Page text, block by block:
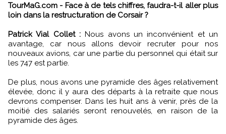
TourMaG.com - Face à de tels chiffres, faudra-t-il aller plus
loin dans la restructuration de Corsair ?
Patrick Vial Collet : Nous avons un inconvénient et un
avantage, car nous allons devoir recruter pour nos
nouveaux avions, car une partie du personnel qui était sur
les 747 est partie.
De plus, nous avons une pyramide des âges relativement
élevée, donc il y aura des départs à la retraite que nous
devrons compenser. Dans les huit ans à venir, près de la
moitié des salariés seront renouvelés, en raison de la
pyramide des âges.